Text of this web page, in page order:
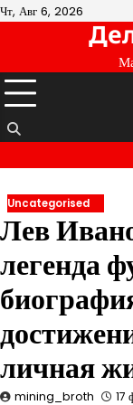
Перейти
Чт, Авг 6, 2026
Uncategorised
Лев
легенда
личная
mining_broth 17